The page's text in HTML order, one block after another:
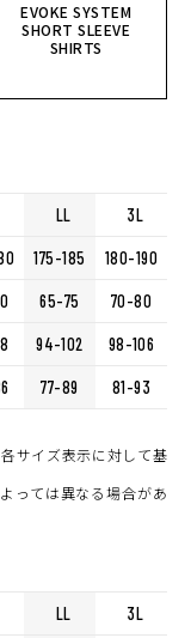
EVOKE SYSTEM
SHORT SLEEVE
SHIRTS
LL 3L
175-185 180-190
65-75 70-80
94-102 98-106
77-89 81-93
サイズ表示に対して基
っては異なる場合があ
LL 3L